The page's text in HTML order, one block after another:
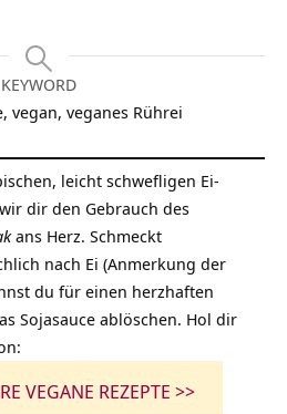
KEYWORD
vegan, veganes Rührei
leicht schwefligen Ei-
dir den Gebrauch des
ans Herz. Schmeckt
nach Ei (Anmerkung der
du für einen herzhaften
Sojasauce ablöschen. Hol dir
VEGANE REZEPTE >>